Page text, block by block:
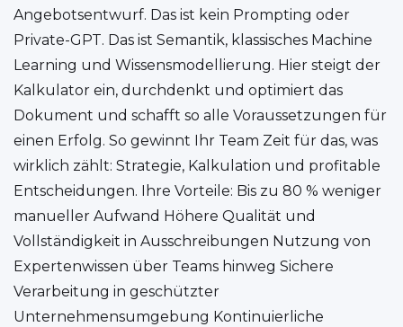
Angebotsentwurf. Das ist kein Prompting oder
Private-GPT. Das ist Semantik, klassisches Machine
Learning und Wissensmodellierung. Hier steigt der
Kalkulator ein, durchdenkt und optimiert das
Dokument und schafft so alle Voraussetzungen für
einen Erfolg. So gewinnt Ihr Team Zeit für das, was
wirklich zählt: Strategie, Kalkulation und profitable
Entscheidungen. Ihre Vorteile: Bis zu 80 % weniger
manueller Aufwand Höhere Qualität und
Vollständigkeit in Ausschreibungen Nutzung von
Expertenwissen über Teams hinweg Sichere
Verarbeitung in geschützter
Unternehmensumgebung Kontinuierliche